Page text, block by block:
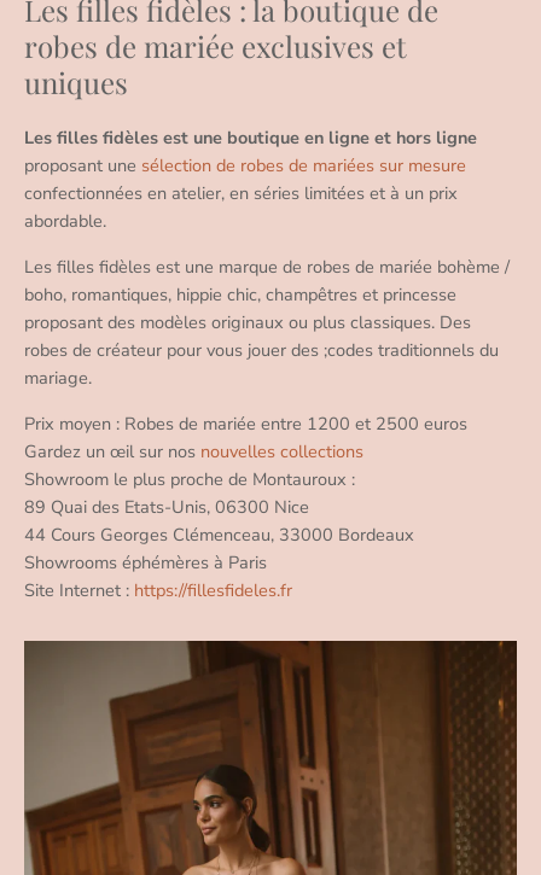
Les filles fidèles : la boutique de
robes de mariée exclusives et
uniques
Les filles fidèles est une boutique en ligne et hors ligne
proposant une sélection de robes de mariées sur mesure
confectionnées en atelier, en séries limitées et à un prix
abordable.
Les filles fidèles est une marque de robes de mariée bohème /
boho, romantiques, hippie chic, champêtres et princesse
proposant des modèles originaux ou plus classiques. Des
robes de créateur pour vous jouer des ;codes traditionnels du
mariage.
Prix moyen : Robes de mariée entre 1200 et 2500 euros
Gardez un œil sur nos nouvelles collections
Showroom le plus proche de Montauroux :
89 Quai des Etats-Unis, 06300 Nice
44 Cours Georges Clémenceau, 33000 Bordeaux
Showrooms éphémères à Paris
Site Internet : https://fillesfideles.fr